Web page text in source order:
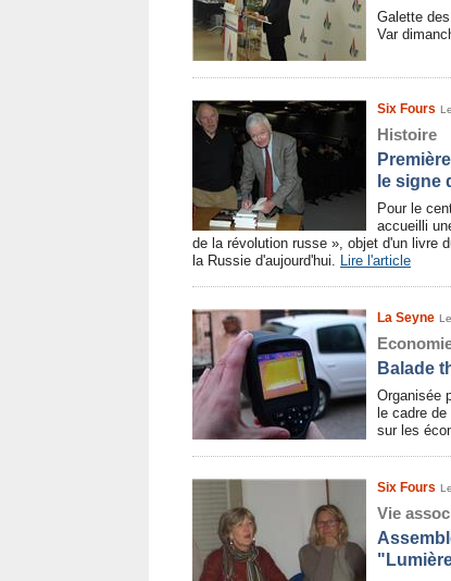
Galette
Var
Six Fours
Histoire
le signe
Pour le
accueilli
de la révolution russe », objet d'un livre
la Russie d'aujourd'hui. Lire l'article
La Seyne
Balade
Organisée
le cadre
sur les
Six Fours
Vie